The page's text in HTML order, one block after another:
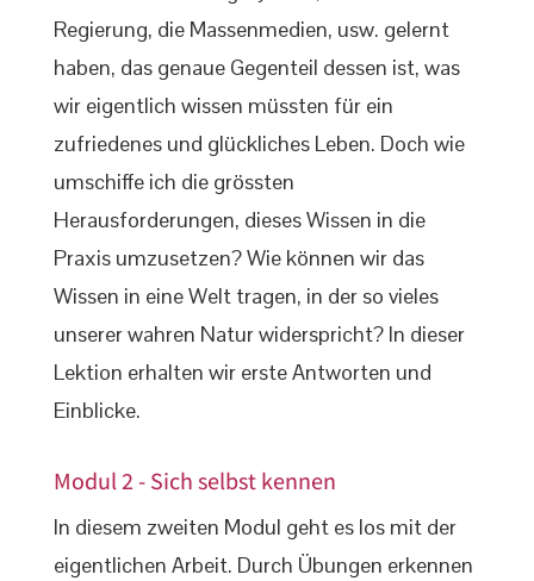
Regierung, die Massenmedien, usw. gelernt
haben, das genaue Gegenteil dessen ist, was
wir eigentlich wissen müssten für ein
zufriedenes und glückliches Leben. Doch wie
umschiffe ich die grössten
Herausforderungen, dieses Wissen in die
Praxis umzusetzen? Wie können wir das
Wissen in eine Welt tragen, in der so vieles
unserer wahren Natur widerspricht? In dieser
Lektion erhalten wir erste Antworten und
Einblicke.
Modul 2 - Sich selbst kennen
In diesem zweiten Modul geht es los mit der
eigentlichen Arbeit. Durch Übungen erkennen